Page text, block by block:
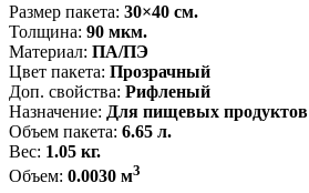
Размер пакета: 30×40 см.
Толщина: 90 мкм.
Материал: ПА/ПЭ
Цвет пакета: Прозрачный
Доп. свойства: Рифленый
Назначение: Для пищевых продуктов
Объем пакета: 6.65 л.
Вес: 1.05 кг.
Объем: 0.0030 м3